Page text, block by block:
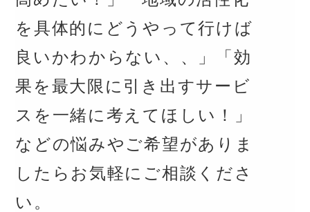
を具体的にどうやって行けば
良いかわからない、、」「効
果を最大限に引き出すサービ
スを一緒に考えてほしい！」
などの悩みやご希望がありま
したらお気軽にご相談くださ
い。